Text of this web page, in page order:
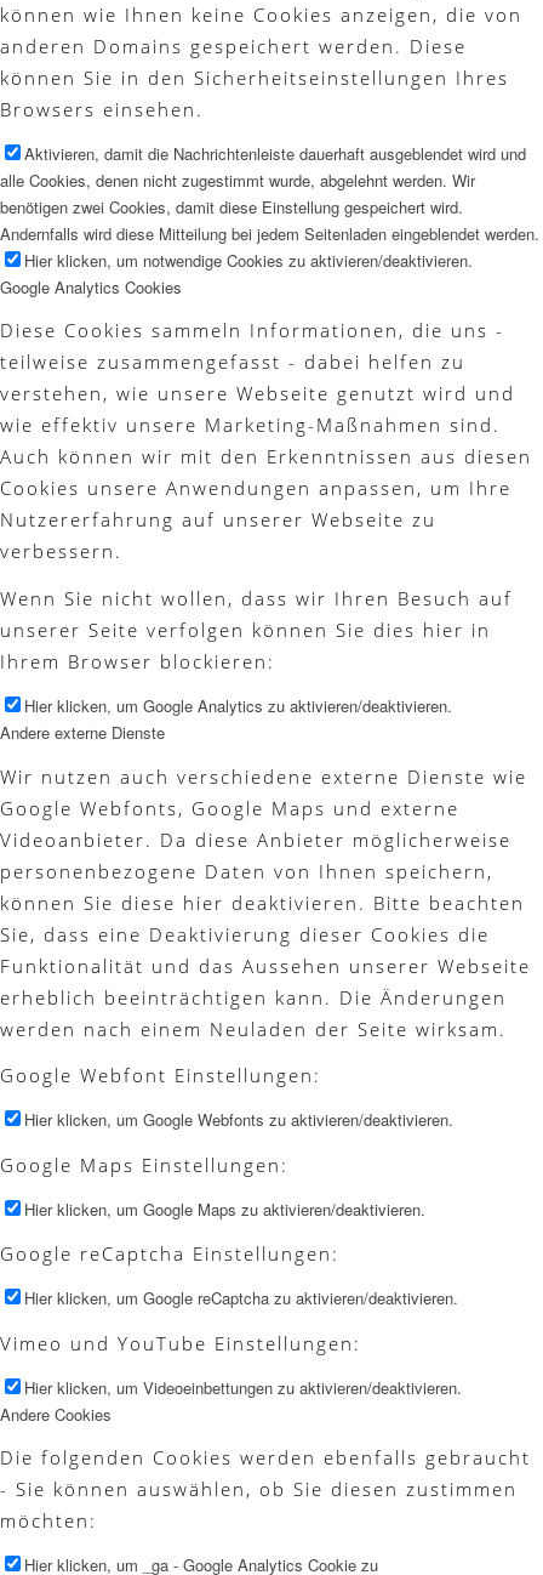
können wie Ihnen keine Cookies anzeigen, die von
anderen Domains gespeichert werden. Diese
können Sie in den Sicherheitseinstellungen Ihres
Browsers einsehen.
Aktivieren, damit die Nachrichtenleiste dauerhaft ausgeblendet wird und
alle Cookies, denen nicht zugestimmt wurde, abgelehnt werden. Wir
benötigen zwei Cookies, damit diese Einstellung gespeichert wird.
Andernfalls wird diese Mitteilung bei jedem Seitenladen eingeblendet werden.
Hier klicken, um notwendige Cookies zu aktivieren/deaktivieren.
Google Analytics Cookies
Diese Cookies sammeln Informationen, die uns -
teilweise zusammengefasst - dabei helfen zu
verstehen, wie unsere Webseite genutzt wird und
wie effektiv unsere Marketing-Maßnahmen sind.
Auch können wir mit den Erkenntnissen aus diesen
Cookies unsere Anwendungen anpassen, um Ihre
Nutzererfahrung auf unserer Webseite zu
verbessern.
Wenn Sie nicht wollen, dass wir Ihren Besuch auf
unserer Seite verfolgen können Sie dies hier in
Ihrem Browser blockieren:
Hier klicken, um Google Analytics zu aktivieren/deaktivieren.
Andere externe Dienste
Wir nutzen auch verschiedene externe Dienste wie
Google Webfonts, Google Maps und externe
Videoanbieter. Da diese Anbieter möglicherweise
personenbezogene Daten von Ihnen speichern,
können Sie diese hier deaktivieren. Bitte beachten
Sie, dass eine Deaktivierung dieser Cookies die
Funktionalität und das Aussehen unserer Webseite
erheblich beeinträchtigen kann. Die Änderungen
werden nach einem Neuladen der Seite wirksam.
Google Webfont Einstellungen:
Hier klicken, um Google Webfonts zu aktivieren/deaktivieren.
Google Maps Einstellungen:
Hier klicken, um Google Maps zu aktivieren/deaktivieren.
Google reCaptcha Einstellungen:
Hier klicken, um Google reCaptcha zu aktivieren/deaktivieren.
Vimeo und YouTube Einstellungen:
Hier klicken, um Videoeinbettungen zu aktivieren/deaktivieren.
Andere Cookies
Die folgenden Cookies werden ebenfalls gebraucht
- Sie können auswählen, ob Sie diesen zustimmen
möchten:
Hier klicken, um _ga - Google Analytics Cookie zu